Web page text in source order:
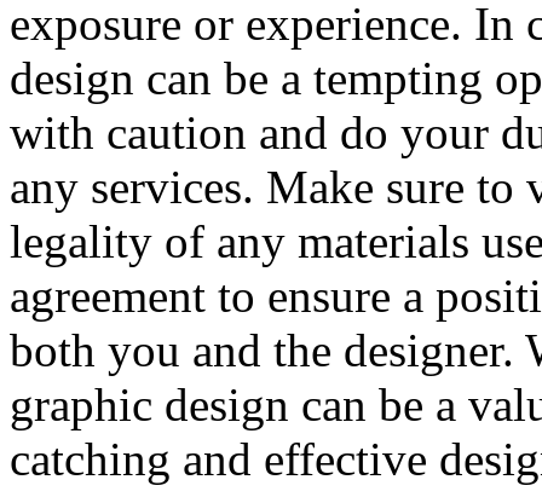
exposure or experience.
design can be a tempting
with caution and do your
any services. Make sure
legality of any materials
agreement to ensure a
both you and the designer.
graphic design can be a
catching and effective